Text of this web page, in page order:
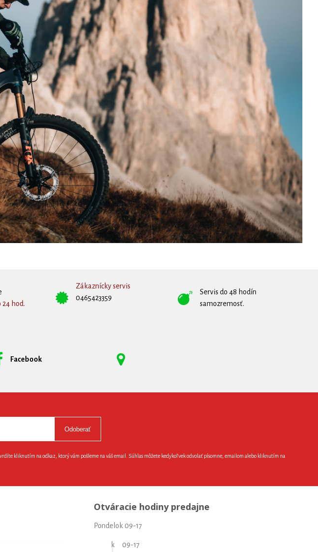
24 hod.
Zákaznícky servis
0465423359
Servis do 48 hodín
samozremosť.
Facebook
Odoberať
kliknutím na odkaz, ktorý vám pošleme na váš email. Súhlas môžete kedykoľvek odvolať písomne, emailom alebo kliknutím na
Otváracie hodiny predajne
Pondelok 09-17
Utorok 09-17